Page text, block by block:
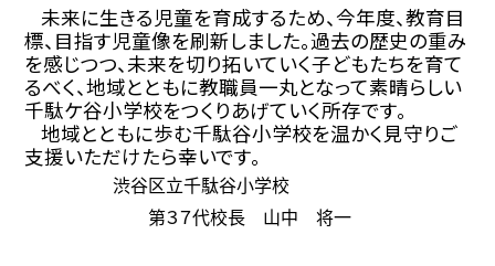
未来に生きる児童を育成するため、今年度、教育目
標、目指す児童像を刷新しました。過去の歴史の重み
を感じつつ、未来を切り拓いていく子どもたちを育て
るべく、地域とともに教職員一丸となって素晴らしい
千駄ケ谷小学校をつくりあげていく所存です。
地域とともに歩む千駄谷小学校を温かく見守りご
支援いただけたら幸いです。
渋谷区立千駄谷小学校
第３７代校長 山中 将一